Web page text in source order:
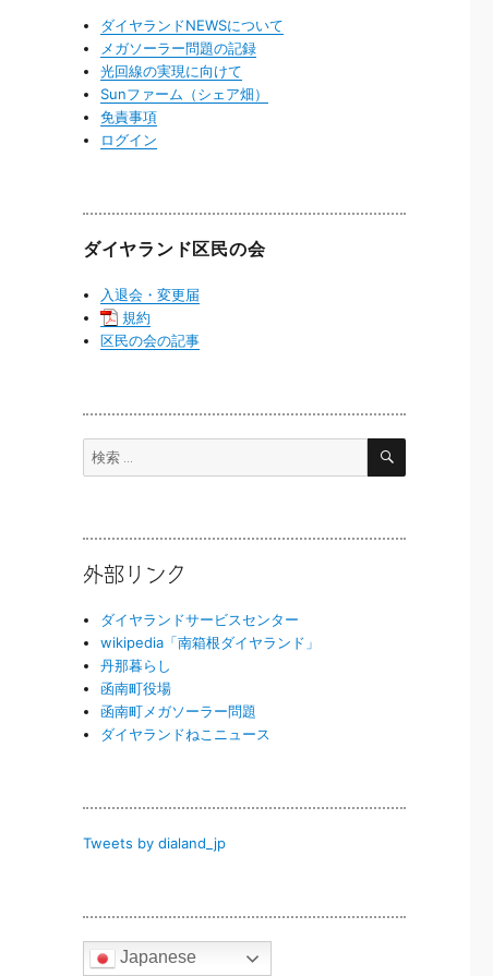
ダイヤランドNEWSについて
メガソーラー問題の記録
光回線の実現に向けて
Sunファーム（シェア畑）
免責事項
ログイン
ダイヤランド区民の会
入退会・変更届
規約
区民の会の記事
検
検
外部リンク
ダイヤランドサービスセンター
wikipedia「南箱根ダイヤランド」
丹那暮らし
函南町役場
函南町メガソーラー問題
ダイヤランドねこニュース
Tweets by dialand_jp
Japanese